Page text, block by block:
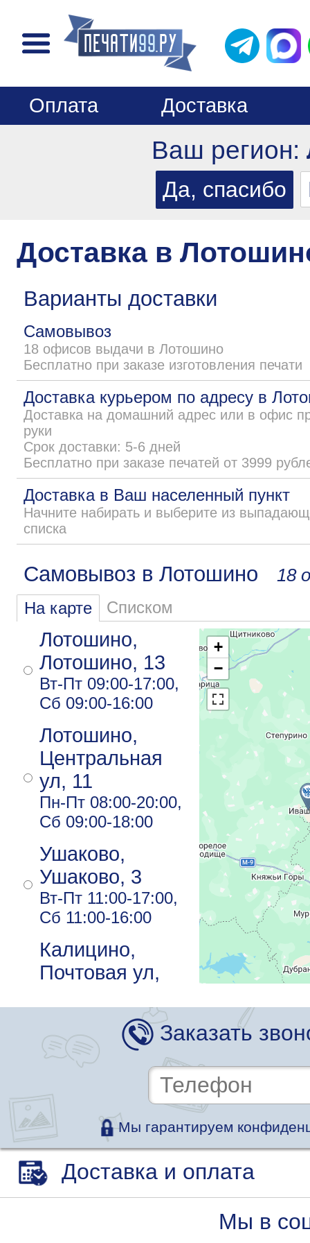
Оплата Доставка
Ваш регион:
Доставка в
Варианты доставки
Самовывоз
18 офисов выдачи в Лотошино
Бесплатно при заказе изготовления печати
Доставка курьером по адресу в
Доставка на домашний адрес или в офис
руки
Срок доставки: 5-6 дней
Бесплатно при заказе печатей от 3999
Доставка в Ваш населенный пункт
Начните набирать и выберите из
списка
Самовывоз в Лотошино 18
На карте Списком
+
−
Лотошино,
Лотошино, 13
Вт-Пт 09:00-17:00,
Сб 09:00-16:00
Лотошино,
Центральная
ул, 11
Пн-Пт 08:00-20:00,
Сб 09:00-18:00
Ушаково,
Ушаково, 3
Вт-Пт 11:00-17:00,
Сб 11:00-16:00
Калицино,
Почтовая ул,
Вт,Чт,Сб 09:00-
17:00
Савостино,
Школьная ул,
22
Вт,Чт,Сб 09:00-
16:00
Введенское,
Заказать
Мы гарантируем
Доставка и оплата
Мы в